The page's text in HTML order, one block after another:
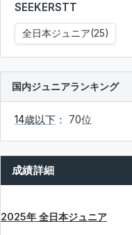
SEEKERSTT
全日本ジュニア(25)
国内ジュニアランキング
14歳以下 ： 70位
成績詳細
2025年 全日本ジュニア